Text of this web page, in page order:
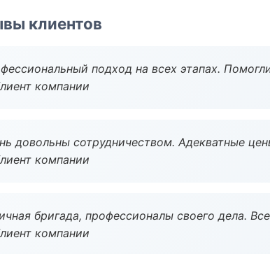
клиентов
подход на всех этапах.
компании
довольны сотрудничеством. Адекватные
компании
бригада, профессионалы своего дела.
компании